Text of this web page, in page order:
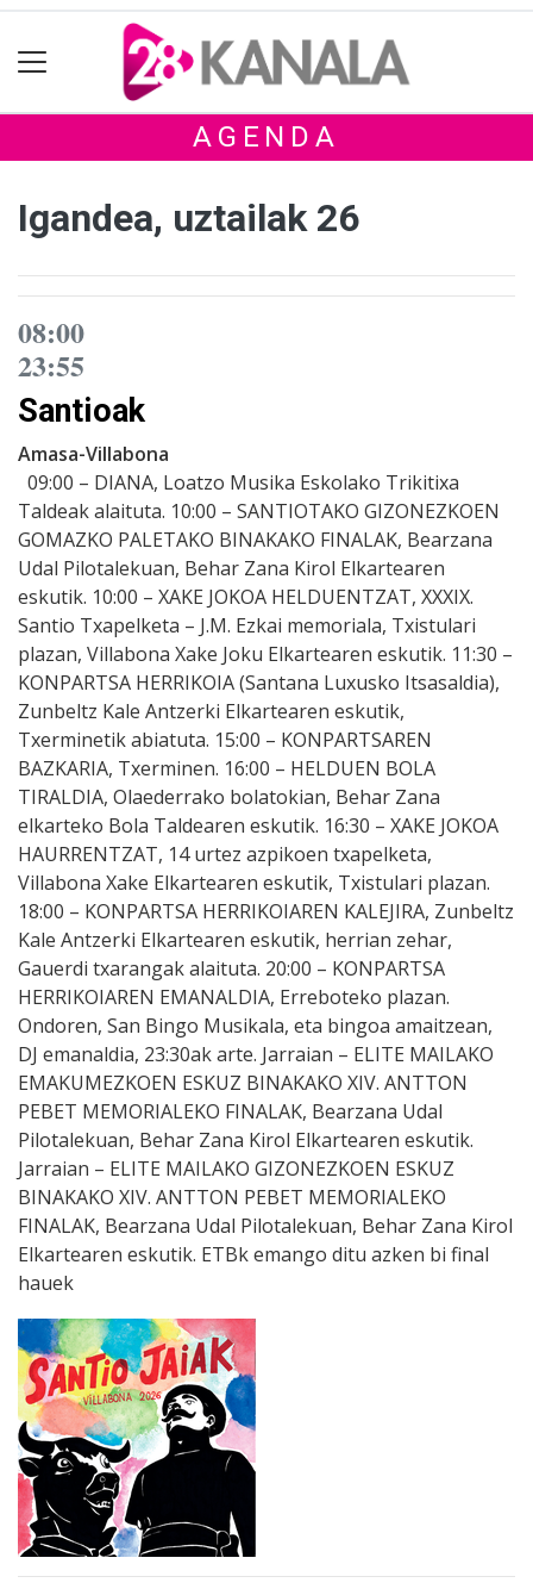
AGENDA
Igandea, uztailak 26
08:00
23:55
Santioak
Amasa-Villabona
09:00 – DIANA, Loatzo Musika Eskolako Trikitixa
Taldeak alaituta. 10:00 – SANTIOTAKO GIZONEZKOEN
GOMAZKO PALETAKO BINAKAKO FINALAK, Bearzana
Udal Pilotalekuan, Behar Zana Kirol Elkartearen
eskutik. 10:00 – XAKE JOKOA HELDUENTZAT, XXXIX.
Santio Txapelketa – J.M. Ezkai memoriala, Txistulari
plazan, Villabona Xake Joku Elkartearen eskutik. 11:30 –
KONPARTSA HERRIKOIA (Santana Luxusko Itsasaldia),
Zunbeltz Kale Antzerki Elkartearen eskutik,
Txerminetik abiatuta. 15:00 – KONPARTSAREN
BAZKARIA, Txerminen. 16:00 – HELDUEN BOLA
TIRALDIA, Olaederrako bolatokian, Behar Zana
elkarteko Bola Taldearen eskutik. 16:30 – XAKE JOKOA
HAURRENTZAT, 14 urtez azpikoen txapelketa,
Villabona Xake Elkartearen eskutik, Txistulari plazan.
18:00 – KONPARTSA HERRIKOIAREN KALEJIRA, Zunbeltz
Kale Antzerki Elkartearen eskutik, herrian zehar,
Gauerdi txarangak alaituta. 20:00 – KONPARTSA
HERRIKOIAREN EMANALDIA, Erreboteko plazan.
Ondoren, San Bingo Musikala, eta bingoa amaitzean,
DJ emanaldia, 23:30ak arte. Jarraian – ELITE MAILAKO
EMAKUMEZKOEN ESKUZ BINAKAKO XIV. ANTTON
PEBET MEMORIALEKO FINALAK, Bearzana Udal
Pilotalekuan, Behar Zana Kirol Elkartearen eskutik.
Jarraian – ELITE MAILAKO GIZONEZKOEN ESKUZ
BINAKAKO XIV. ANTTON PEBET MEMORIALEKO
FINALAK, Bearzana Udal Pilotalekuan, Behar Zana Kirol
Elkartearen eskutik. ETBk emango ditu azken bi final
hauek